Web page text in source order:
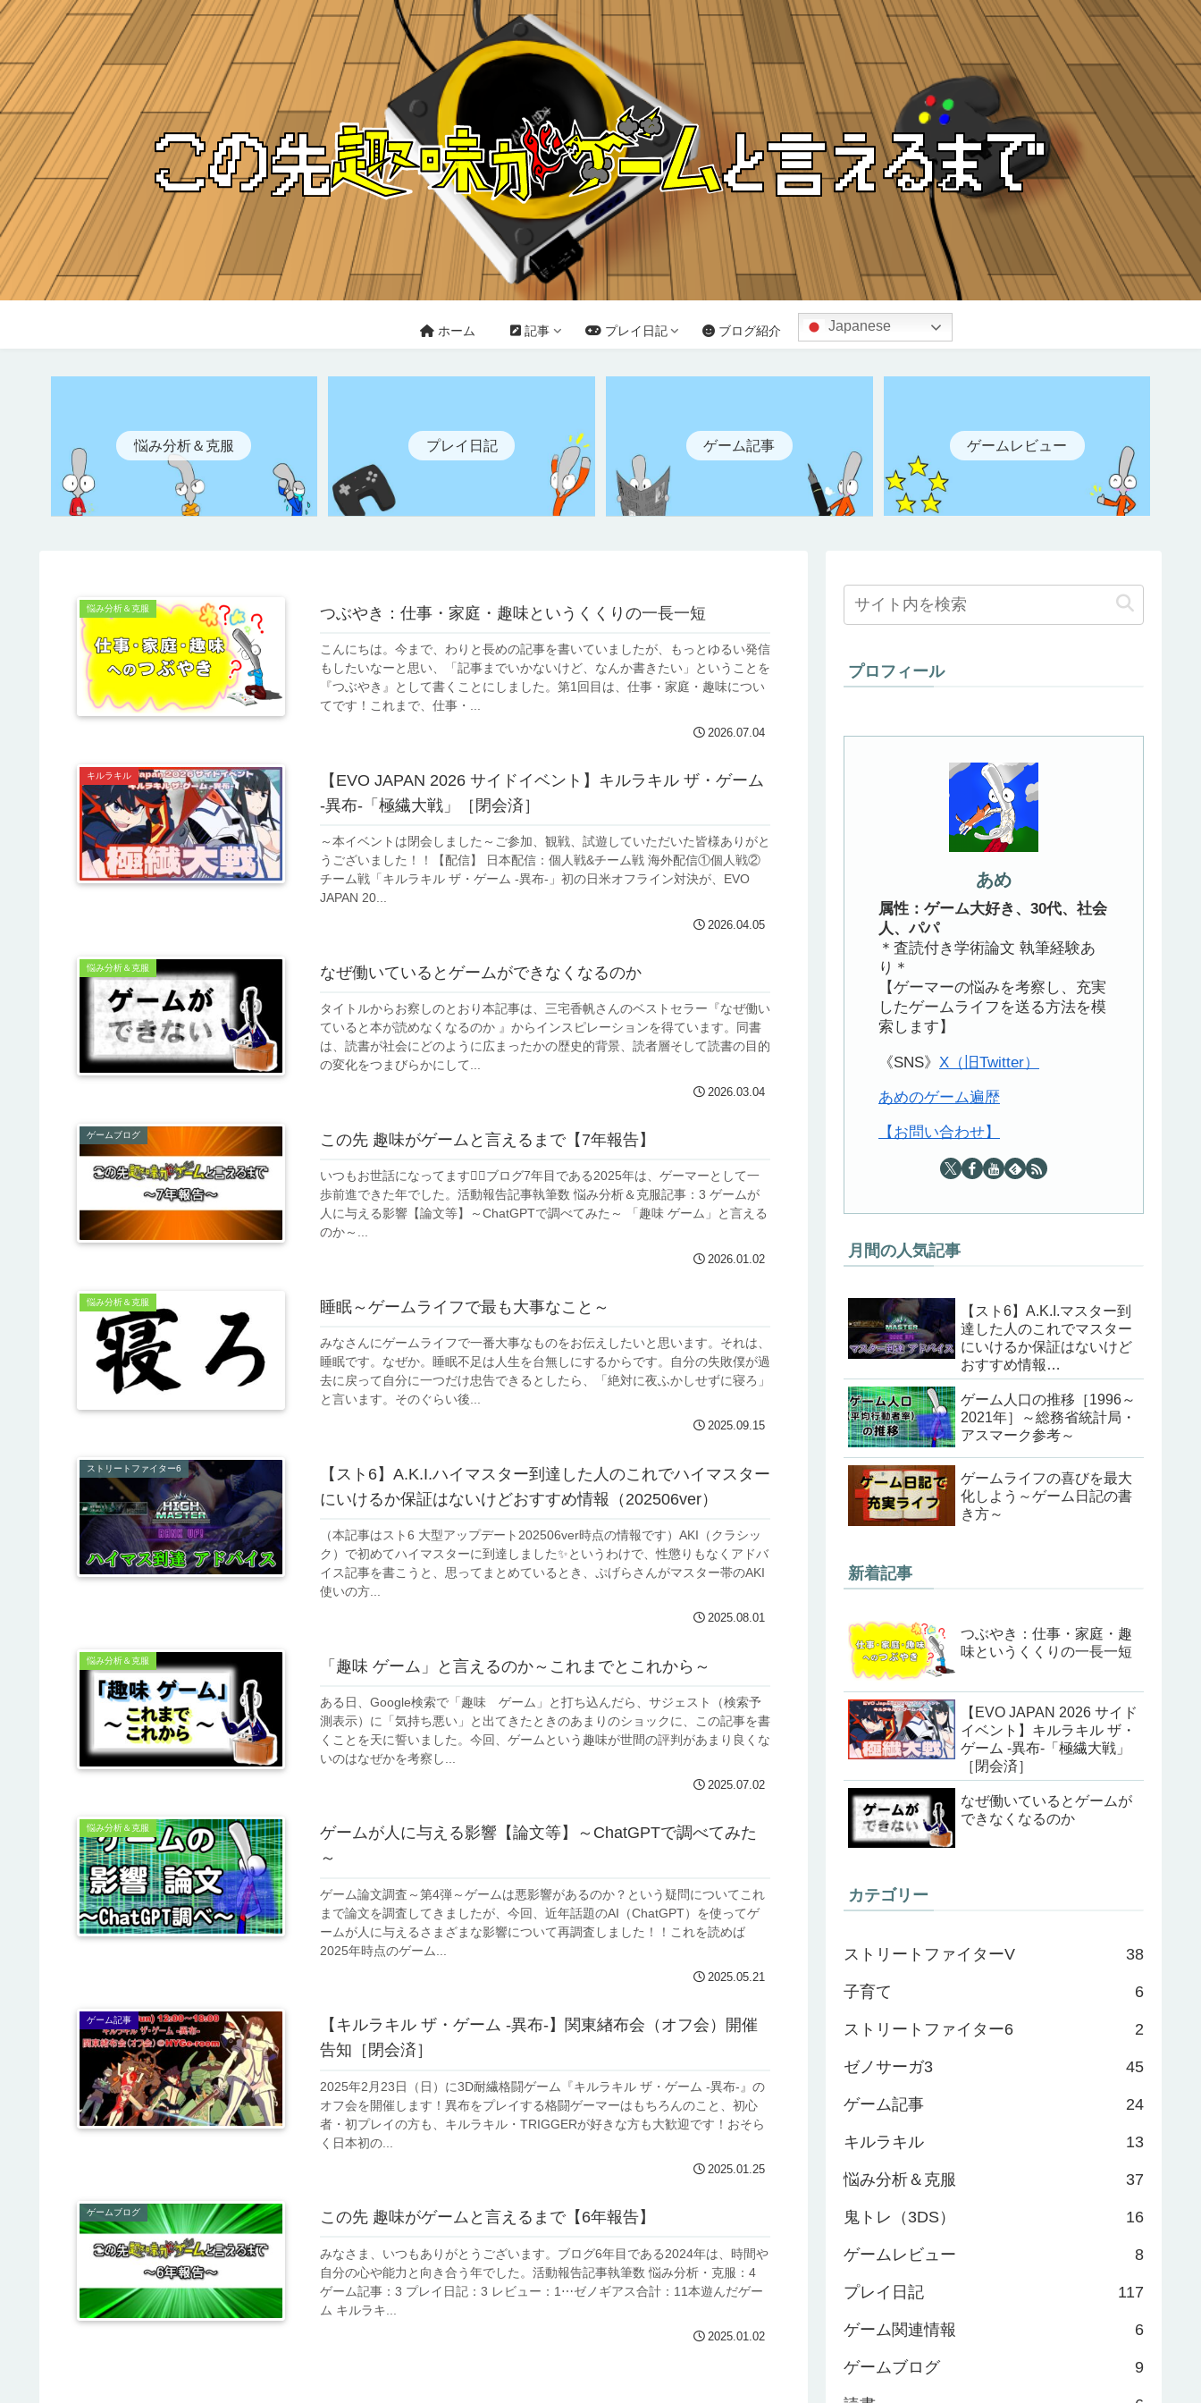
ホーム 記事 プレイ日記 ブログ紹介 Japanese
悩み分析＆克服 プレイ日記 ゲーム記事 ゲームレビュー
悩み分析＆克服 つぶやき：仕事・家庭・趣味というくくりの一長一短
こんにちは。今まで、わりと長めの記事を書いていましたが、もっとゆるい発信
もしたいなーと思い、「記事までいかないけど、なんか書きたい」ということを
『つぶやき』として書くことにしました。第1回目は、仕事・家庭・趣味につい
てです！これまで、仕事・...
2026.07.04
キルラキル
【EVO JAPAN 2026 サイドイベント】キルラキル ザ・ゲーム
-異布-「極繊大戦」［閉会済］
～本イベントは閉会しました～ご参加、観戦、試遊していただいた皆様ありがと
うございました！！【配信】 日本配信：個人戦&チーム戦 海外配信①個人戦②
チーム戦「キルラキル ザ・ゲーム -異布-」初の日米オフライン対決が、EVO
JAPAN 20...
2026.04.05
悩み分析＆克服 なぜ働いているとゲームができなくなるのか
タイトルからお察しのとおり本記事は、三宅香帆さんのベストセラー『なぜ働い
ていると本が読めなくなるのか 』からインスピレーションを得ています。同書
は、読書が社会にどのように広まったかの歴史的背景、読者層そして読書の目的
の変化をつまびらかにして...
2026.03.04
ゲームブログ この先 趣味がゲームと言えるまで【7年報告】
いつもお世話になってます🙇‍♂️ブログ7年目である2025年は、ゲーマーとして一
歩前進できた年でした。活動報告記事執筆数 悩み分析＆克服記事：3 ゲームが
人に与える影響【論文等】～ChatGPTで調べてみた～ 「趣味 ゲーム」と言える
のか～...
2026.01.02
悩み分析＆克服 睡眠～ゲームライフで最も大事なこと～
みなさんにゲームライフで一番大事なものをお伝えしたいと思います。それは、
睡眠です。なぜか。睡眠不足は人生を台無しにするからです。自分の失敗僕が過
去に戻って自分に一つだけ忠告できるとしたら、「絶対に夜ふかしせずに寝ろ」
と言います。そのぐらい後...
2025.09.15
ストリートファイター6
【スト6】A.K.I.ハイマスター到達した人のこれでハイマスター
にいけるか保証はないけどおすすめ情報（202506ver）
（本記事はスト6 大型アップデート202506ver時点の情報です）AKI（クラシッ
ク）で初めてハイマスターに到達しました✨️というわけで、性懲りもなくアドバ
イス記事を書こうと、思ってまとめているとき、ぷげらさんがマスター帯のAKI
使いの方...
2025.08.01
悩み分析＆克服 「趣味 ゲーム」と言えるのか～これまでとこれから～
ある日、Google検索で「趣味 ゲーム」と打ち込んだら、サジェスト（検索予
測表示）に「気持ち悪い」と出てきたときのあまりのショックに、この記事を書
くことを天に誓いました。今回、ゲームという趣味が世間の評判があまり良くな
いのはなぜかを考察し...
2025.07.02
悩み分析＆克服
ゲームが人に与える影響【論文等】～ChatGPTで調べてみた
～
ゲーム論文調査～第4弾～ゲームは悪影響があるのか？という疑問についてこれ
まで論文を調査してきましたが、今回、近年話題のAI（ChatGPT）を使ってゲ
ームが人に与えるさまざまな影響について再調査しました！！これを読めば
2025年時点のゲーム...
2025.05.21
ゲーム記事
【キルラキル ザ・ゲーム -異布-】関東緖布会（オフ会）開催
告知［閉会済］
2025年2月23日（日）に3D耐繊格闘ゲーム『キルラキル ザ・ゲーム -異布-』の
オフ会を開催します！異布をプレイする格闘ゲーマーはもちろんのこと、初心
者・初プレイの方も、キルラキル・TRIGGERが好きな方も大歓迎です！おそら
く日本初の...
2025.01.25
ゲームブログ この先 趣味がゲームと言えるまで【6年報告】
みなさま、いつもありがとうございます。ブログ6年目である2024年は、時間や
自分の心や能力と向き合う年でした。活動報告記事執筆数 悩み分析・克服：4
ゲーム記事：3 プレイ日記：3 レビュー：1⋯ゼノギアス合計：11本遊んだゲー
ム キルラキ...
2025.01.02
プロフィール
あめ
属性：ゲーム大好き、30代、社会
人、パパ
＊査読付き学術論文 執筆経験あ
り＊
【ゲーマーの悩みを考察し、充実
したゲームライフを送る方法を模
索します】
《SNS》 X（旧Twitter）
あめのゲーム遍歴
【お問い合わせ】
月間の人気記事
【スト6】A.K.I.マスター到
達した人のこれでマスター
にいけるか保証はないけど
おすすめ情報
（202405ver）
ゲーム人口の推移［1996～
2021年］～総務省統計局・
アスマーク参考～
ゲームライフの喜びを最大
化しよう～ゲーム日記の書
き方～
新着記事
つぶやき：仕事・家庭・趣
味というくくりの一長一短
【EVO JAPAN 2026 サイド
イベント】キルラキル ザ・
ゲーム -異布-「極繊大戦」
［閉会済］
なぜ働いているとゲームが
できなくなるのか
カテゴリー
ストリートファイターV 38
子育て 6
ストリートファイター6 2
ゼノサーガ3 45
ゲーム記事 24
キルラキル 13
悩み分析＆克服 37
鬼トレ（3DS） 16
ゲームレビュー 8
プレイ日記 117
ゲーム関連情報 6
ゲームブログ 9